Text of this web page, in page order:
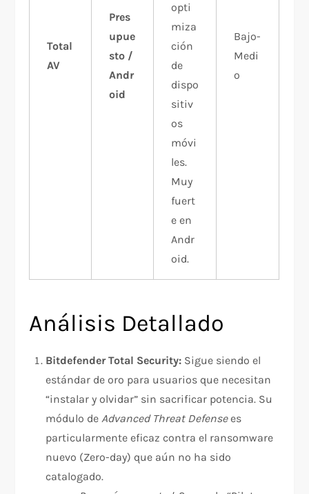
Total
AV
Pres
upue
sto /
Andr
oid
opti
miza
ción
de
dispo
sitiv
os
móvi
les.
Muy
fuert
e en
Andr
oid.
Bajo-
Medi
o
Análisis Detallado
Bitdefender Total Security: Sigue siendo el
estándar de oro para usuarios que necesitan
“instalar y olvidar” sin sacrificar potencia. Su
módulo deAdvanced Threat Defensees
particularmente eficaz contra el ransomware
nuevo (Zero-day) que aún no ha sido
catalogado.